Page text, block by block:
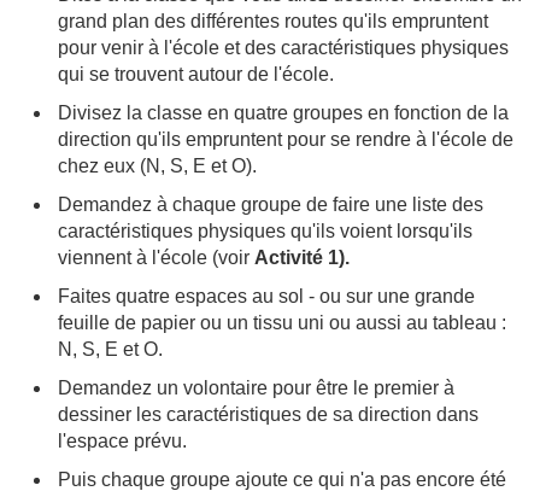
grand plan des différentes routes qu'ils empruntent
pour venir à l'école et des caractéristiques physiques
qui se trouvent autour de l'école.
Divisez la classe en quatre groupes en fonction de la
direction qu'ils empruntent pour se rendre à l'école de
chez eux (N, S, E et O).
Demandez à chaque groupe de faire une liste des
caractéristiques physiques qu'ils voient lorsqu'ils
viennent à l'école (voir Activité 1).
Faites quatre espaces au sol - ou sur une grande
feuille de papier ou un tissu uni ou aussi au tableau :
N, S, E et O.
Demandez un volontaire pour être le premier à
dessiner les caractéristiques de sa direction dans
l'espace prévu.
Puis chaque groupe ajoute ce qui n'a pas encore été